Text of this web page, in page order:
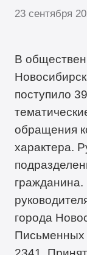
23 сентября
В
поступило
обращения
характера.
города
Письменных